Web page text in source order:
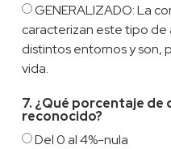
GENERALIZADO: La
caracterizan este tipo de
distintos entornos y son,
vida.
7. ¿Qué porcentaje
reconocido?
Del 0 al 4%-nula